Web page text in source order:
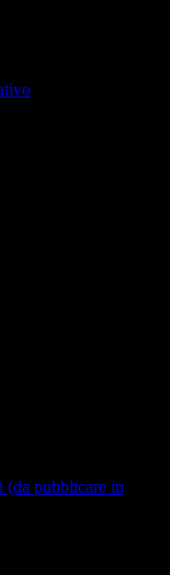
pubblicare in